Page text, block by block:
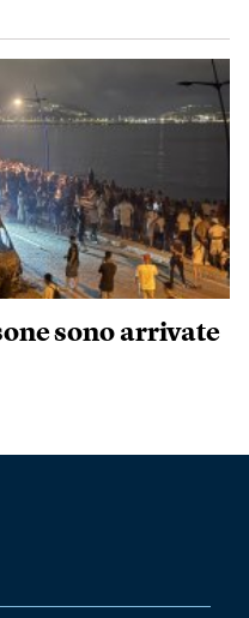
sono arrivate